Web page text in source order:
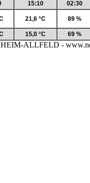
15:10 02:30
21,6 °C 89 %
15,0 °C 69 %
ALLFELD -